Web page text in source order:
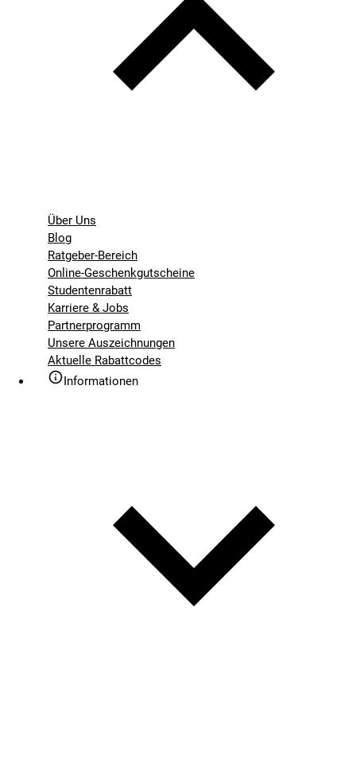
Über Uns
Blog
Ratgeber-Bereich
Online-Geschenkgutscheine
Studentenrabatt
Karriere & Jobs
Partnerprogramm
Unsere Auszeichnungen
Aktuelle Rabattcodes
Informationen